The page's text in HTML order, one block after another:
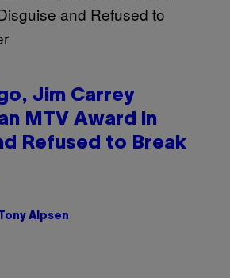
Jim Carrey
MTV Award in
Refused to Break
Tony Alpsen